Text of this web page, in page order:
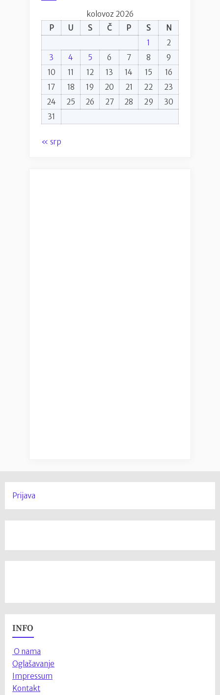
kolovoz 2026
P
U S Č P S
N
1
2
3
4 5 6 7 8
9
10
11 12 13 14 15
16
17
18 19 20 21 22
23
24
25 26 27 28 29
30
31
« srp
Prijava
INFO
O nama
Oglašavanje
Impressum
Kontakt